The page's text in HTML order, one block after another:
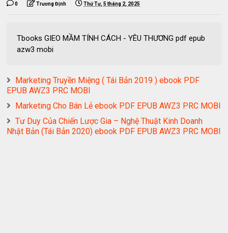
0 Trương Định Thứ Tư, 5 tháng 2, 2025
Tbooks GIEO MẦM TÍNH CÁCH - YÊU THƯƠNG pdf epub
azw3 mobi
Marketing Truyền Miệng ( Tái Bản 2019 ) ebook PDF
EPUB AWZ3 PRC MOBI
Marketing Cho Bán Lẻ ebook PDF EPUB AWZ3 PRC MOBI
Tư Duy Của Chiến Lược Gia – Nghệ Thuật Kinh Doanh
Nhật Bản (Tái Bản 2020) ebook PDF EPUB AWZ3 PRC MOBI